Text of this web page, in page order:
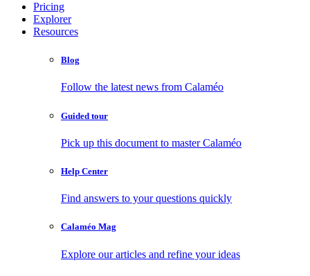
Pricing
Explorer
Resources
Blog
Follow the latest news from Calaméo
Guided tour
Pick up this document to master Calaméo
Help Center
Find answers to your questions quickly
Calaméo Mag
Explore our articles and refine your ideas